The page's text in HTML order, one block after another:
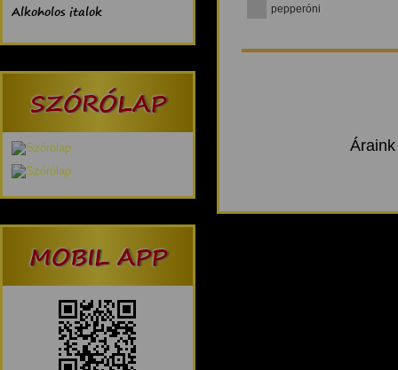
Alkoholos italok
SZÓRÓLAP
MOBIL APP
pepperóni